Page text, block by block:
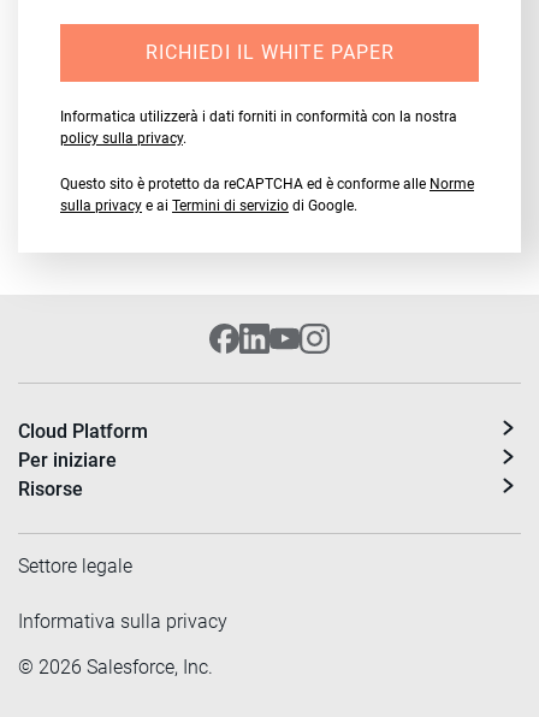
RICHIEDI IL WHITE PAPER
Informatica utilizzerà i dati forniti in conformità con la nostra
policy sulla privacy.
Questo sito è protetto da reCAPTCHA ed è conforme alle Norme
sulla privacy e ai Termini di servizio di Google.
Cloud Platform
Per iniziare
Risorse
Settore legale
Informativa sulla privacy
© 2026 Salesforce, Inc.